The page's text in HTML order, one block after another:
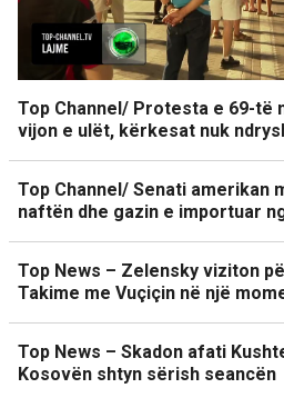
Top Channel/ Protesta e 69-të
vijon e ulët, kërkesat nuk
Top Channel/ Senati amerikan
naftën dhe gazin e importuar
Top News – Zelensky viziton
Takime me Vuçiçin në një
Top News – Skadon afati
Kosovën shtyn sërish seancën